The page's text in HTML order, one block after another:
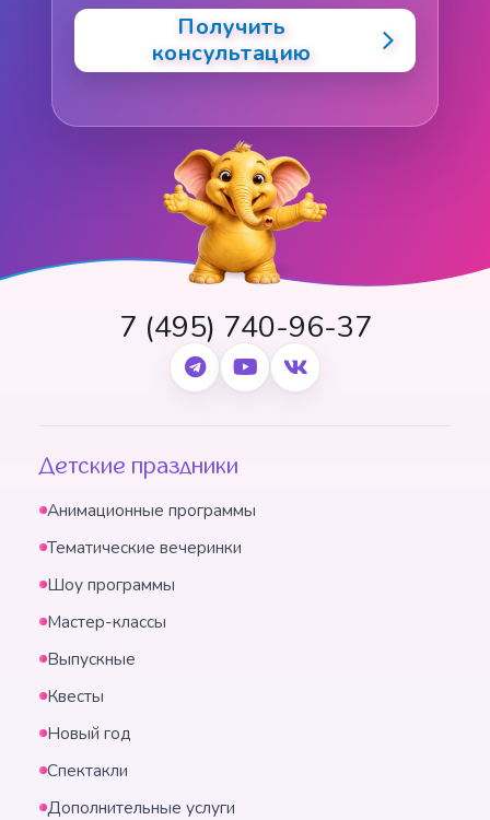
Получить
консультацию
7 (495) 740-96-37
Детские праздники
Анимационные программы
Тематические вечеринки
Шоу программы
Мастер-классы
Выпускные
Квесты
Новый год
Спектакли
Дополнительные услуги